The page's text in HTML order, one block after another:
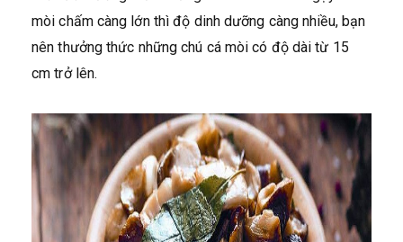
mòi chấm càng lớn thì độ dinh dưỡng càng nhiều, bạn
nên thưởng thức những chú cá mòi có độ dài từ 15
cm trở lên.